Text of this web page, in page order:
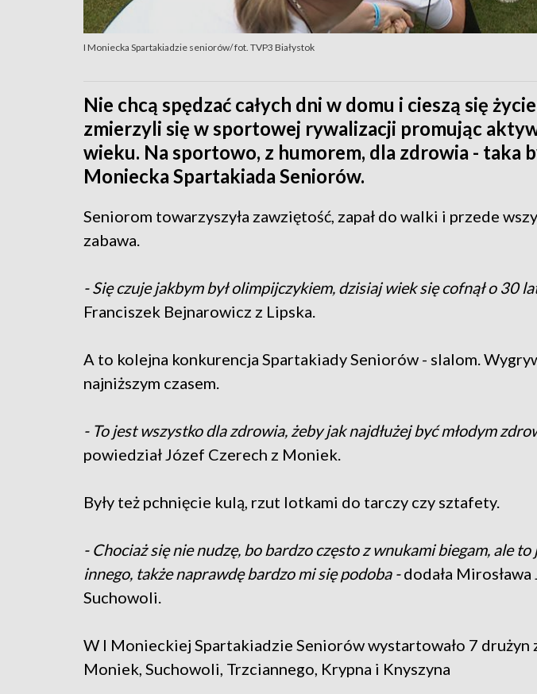
I Moniecka Spartakiadzie seniorów/ fot. TVP3 Białystok
Nie chcą spędzać całych dni w domu i cieszą się
zmierzyli się w sportowej rywalizacji promując
wieku. Na sportowo, z humorem, dla zdrowia - taka
Moniecka Spartakiada Seniorów.
Seniorom towarzyszyła zawziętość, zapał do walki i przede
zabawa.
- Się czuje jakbym był olimpijczykiem, dzisiaj wiek się cofnął o 30
Franciszek Bejnarowicz z Lipska.
A to kolejna konkurencja Spartakiady Seniorów - slalom.
najniższym czasem.
- To jest wszystko dla zdrowia, żeby jak najdłużej być młodym
powiedział Józef Czerech z Moniek.
Były też pchnięcie kulą, rzut lotkami do tarczy czy sztafety.
- Chociaż się nie nudzę, bo bardzo często z wnukami biegam, ale
innego, także naprawdę bardzo mi się podoba -dodała Mirosława
Suchowoli.
W I Monieckiej Spartakiadzie Seniorów wystartowało 7 drużyn
Moniek, Suchowoli, Trzciannego, Krypna i Knyszyna